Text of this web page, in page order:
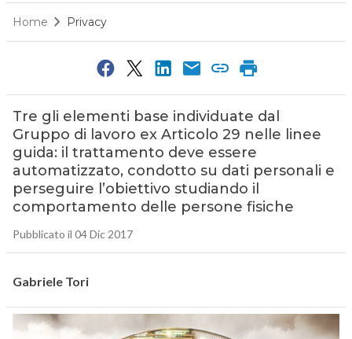
Home Privacy
Tre gli elementi base individuate dal
Gruppo di lavoro ex Articolo 29 nelle linee
guida: il trattamento deve essere
automatizzato, condotto su dati personali e
perseguire l’obiettivo studiando il
comportamento delle persone fisiche
Pubblicato il 04 Dic 2017
Gabriele Tori